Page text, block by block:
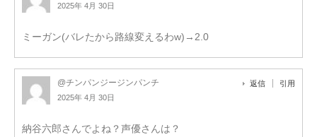
2025年 4月 30日
ミーガン(バレたから路線変えるわw)→2.0
@チンパンジージンパンチ
2025年 4月 30日
返信 引用
納谷六郎さんでよね？声優さんは？